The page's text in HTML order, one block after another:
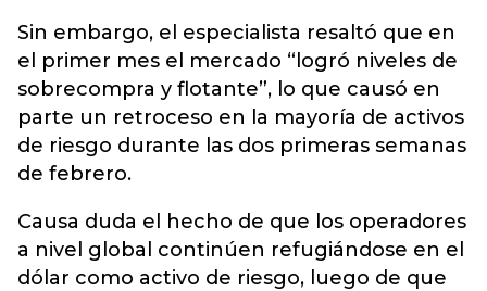
Sin embargo, el especialista resaltó que en
el primer mes el mercado “logró niveles de
sobrecompra y flotante”, lo que causó en
parte un retroceso en la mayoría de activos
de riesgo durante las dos primeras semanas
de febrero.
Causa duda el hecho de que los operadores
a nivel global continúen refugiándose en el
dólar como activo de riesgo, luego de que